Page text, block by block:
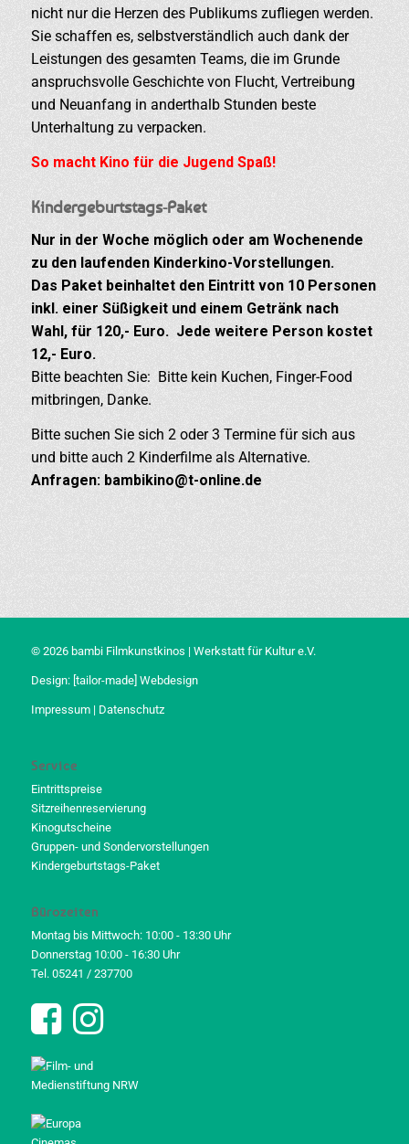
nicht nur die Herzen des Publikums zufliegen werden.
Sie schaffen es, selbstverständlich auch dank der
Leistungen des gesamten Teams, die im Grunde
anspruchsvolle Geschichte von Flucht, Vertreibung
und Neuanfang in anderthalb Stunden beste
Unterhaltung zu verpacken.
So macht Kino für die Jugend Spaß!
Kindergeburtstags-Paket
Nur in der Woche möglich oder am Wochenende
zu den laufenden Kinderkino-Vorstellungen.
Das Paket beinhaltet den Eintritt von 10 Personen
inkl. einer Süßigkeit und einem Getränk nach
Wahl, für 120,- Euro. Jede weitere Person kostet
12,- Euro.
Bitte beachten Sie: Bitte kein Kuchen, Finger-Food
mitbringen, Danke.
Bitte suchen Sie sich 2 oder 3 Termine für sich aus
und bitte auch 2 Kinderfilme als Alternative.
Anfragen: bambikino@t-online.de
© 2026 bambi Filmkunstkinos | Werkstatt für Kultur e.V.
Design: [tailor-made] Webdesign
Impressum| Datenschutz
Service
Eintrittspreise
Sitzreihenreservierung
Kinogutscheine
Gruppen- und Sondervorstellungen
Kindergeburtstags-Paket
Bürozeiten
Montag bis Mittwoch: 10:00 - 13:30 Uhr
Donnerstag 10:00 - 16:30 Uhr
Tel. 05241 / 237700